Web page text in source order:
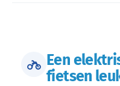
Een
fietsen